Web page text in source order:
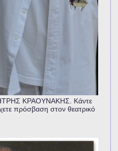
ΚΡΑΟΥΝΑΚΗΣ. Κάντε
πρόσβαση στον θεατρικό